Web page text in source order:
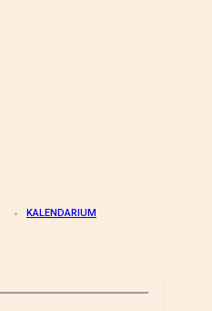
KALENDARIUM